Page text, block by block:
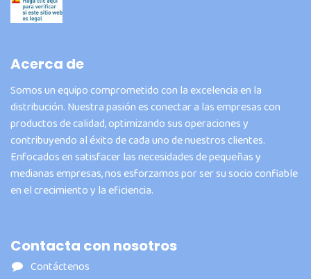
Acerca de
Somos un equipo comprometido con la excelencia en la
distribución. Nuestra pasión es conectar a las empresas con
productos de calidad, optimizando sus operaciones y
contribuyendo al éxito de cada uno de nuestros clientes.
Enfocados en satisfacer las necesidades de pequeñas y
medianas empresas, nos esforzamos por ser su socio confiable
en el crecimiento y la eficiencia.
Contacta con nosotros
Contáctenos